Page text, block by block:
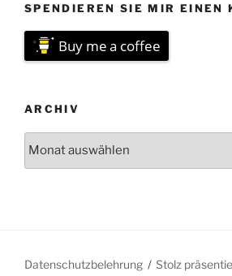
SPENDIEREN SIE MIR EINEN
Buy me a coffee
ARCHIV
Datenschutzbelehrung Stolz